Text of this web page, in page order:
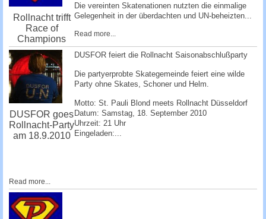
Rollnacht trifft
Race of
Champions
Die vereinten Skatenationen nutzten die einmalige
Gelegenheit in der überdachten und UN-beheizten...
Read more...
DUSFOR goes
Rollnacht-Party
am 18.9.2010
DUSFOR feiert die Rollnacht Saisonabschlußparty
Die partyerprobte Skategemeinde feiert eine wilde
Party ohne Skates, Schoner und Helm.
Motto: St. Pauli Blond meets Rollnacht Düsseldorf
Datum: Samstag, 18. September 2010
Uhrzeit: 21 Uhr
Eingeladen:...
Read more...